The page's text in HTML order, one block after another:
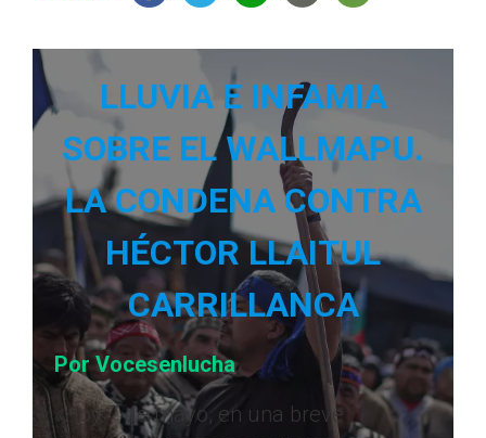
LLUVIA E INFAMIA
SOBRE EL WALLMAPU.
LA CONDENA CONTRA
HÉCTOR LLAITUL
CARRILLANCA
Por Vocesenlucha
«Hoy 7 de mayo, en una breve